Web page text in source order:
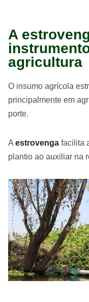
A
agricultura
O insumo agrícola
principalmente em
porte.
A estrovenga facilita
plantio ao auxiliar na